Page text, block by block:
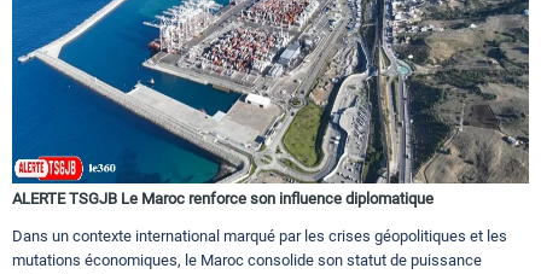
ALERTE TSGJB Le Maroc renforce son influence diplomatique
Dans un contexte international marqué par les crises géopolitiques et les
mutations économiques, le Maroc consolide son statut de puissance